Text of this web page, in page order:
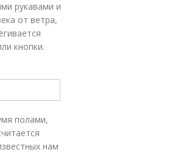
рукавами и
от ветра,
кнопки.
полами,
нам